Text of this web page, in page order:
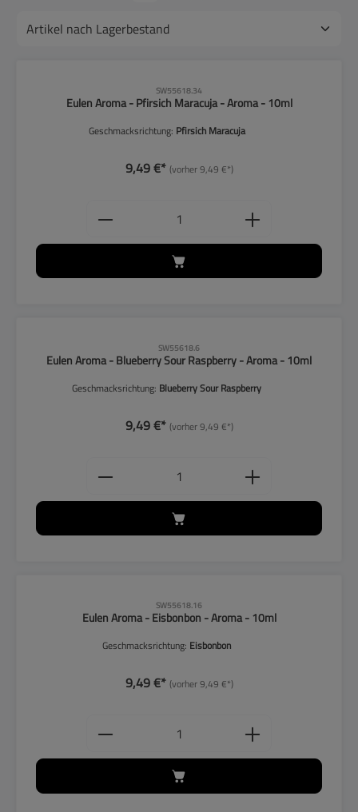
SW55618.34
Eulen Aroma - Pfirsich Maracuja - Aroma - 10ml
Geschmacksrichtung: Pfirsich Maracuja
9,49 €* (vorher 9,49 €*)
Produkt Anzahl: Gib den
SW55618.6
Eulen Aroma - Blueberry Sour Raspberry - Aroma - 10ml
Geschmacksrichtung: Blueberry Sour Raspberry
9,49 €* (vorher 9,49 €*)
Produkt Anzahl: Gib den
SW55618.16
Eulen Aroma - Eisbonbon - Aroma - 10ml
Geschmacksrichtung: Eisbonbon
9,49 €* (vorher 9,49 €*)
Produkt Anzahl: Gib den